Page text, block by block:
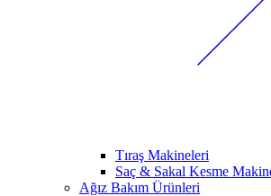
Tıraş Makineleri
Saç & Sakal Kesme
Ağız Bakım Ürünleri